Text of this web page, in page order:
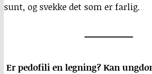
sunt, og svekke det som er farlig.
Er pedofili en legning? Kan